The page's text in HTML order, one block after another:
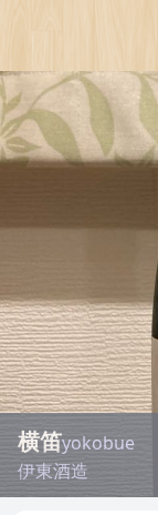
横笛yokobue
伊東酒造